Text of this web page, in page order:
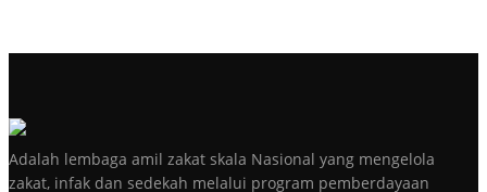
Adalah lembaga amil zakat skala Nasional yang mengelola
zakat, infak dan sedekah melalui program pemberdayaan